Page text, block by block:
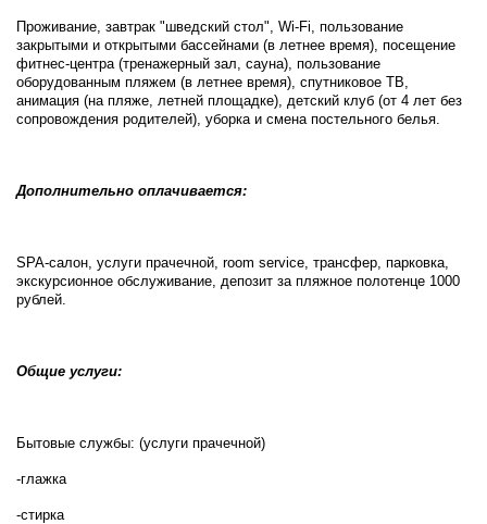
Проживание, завтрак "шведский стол", Wi-Fi, пользование
закрытыми и открытыми бассейнами (в летнее время), посещение
фитнес-центра (тренажерный зал, сауна), пользование
оборудованным пляжем (в летнее время), спутниковое ТВ,
анимация (на пляже, летней площадке), детский клуб (от 4 лет без
сопровождения родителей), уборка и смена постельного белья.
Дополнительно оплачивается:
SPA-салон, услуги прачечной, room service, трансфер, парковка,
экскурсионное обслуживание, депозит за пляжное полотенце 1000
рублей.
Общие услуги:
Бытовые службы: (услуги прачечной)
-глажка
-стирка